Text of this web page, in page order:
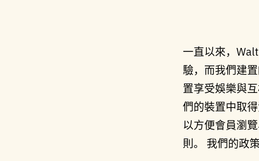
一直以來，
驗，而我們建
置享受娛樂與
們的裝置中取
以方便會員瀏
則。 我們的政策